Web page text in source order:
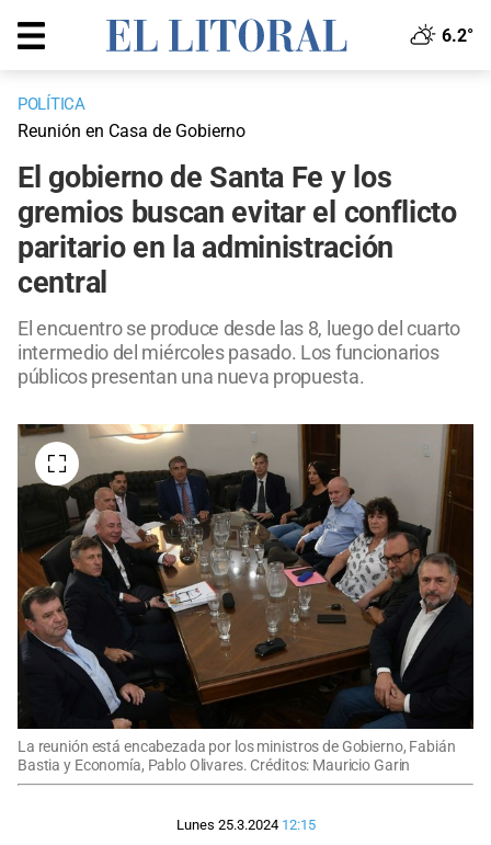
6.2°
POLÍTICA
Reunión en Casa de Gobierno
El gobierno de Santa Fe y los
gremios buscan evitar el conflicto
paritario en la administración
central
El encuentro se produce desde las 8, luego del cuarto
intermedio del miércoles pasado. Los funcionarios
públicos presentan una nueva propuesta.
La reunión está encabezada por los ministros de Gobierno, Fabián
Bastia y Economía, Pablo Olivares. Créditos: Mauricio Garin
Lunes 25.3.2024 12:15